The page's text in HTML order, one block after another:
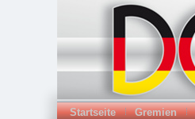
Startseite Gremien